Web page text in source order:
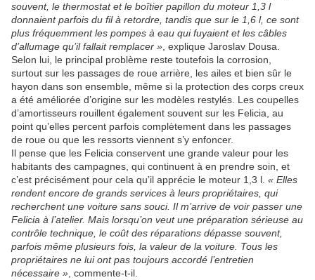
souvent, le thermostat et le boîtier papillon du moteur 1,3 l
donnaient parfois du fil à retordre, tandis que sur le 1,6 l, ce sont
plus fréquemment les pompes à eau qui fuyaient et les câbles
d’allumage qu’il fallait remplacer » , explique Jaroslav Dousa.
Selon lui, le principal problème reste toutefois la corrosion,
surtout sur les passages de roue arrière, les ailes et bien sûr le
hayon dans son ensemble, même si la protection des corps creux
a été améliorée d’origine sur les modèles restylés. Les coupelles
d’amortisseurs rouillent également souvent sur les Felicia, au
point qu’elles percent parfois complètement dans les passages
de roue ou que les ressorts viennent s’y enfoncer.
Il pense que les Felicia conservent une grande valeur pour les
habitants des campagnes, qui continuent à en prendre soin, et
c’est précisément pour cela qu’il apprécie le moteur 1,3 l. « Elles
rendent encore de grands services à leurs propriétaires, qui
recherchent une voiture sans souci. Il m’arrive de voir passer une
Felicia à l’atelier. Mais lorsqu’on veut une préparation sérieuse au
contrôle technique, le coût des réparations dépasse souvent,
parfois même plusieurs fois, la valeur de la voiture. Tous les
propriétaires ne lui ont pas toujours accordé l’entretien
nécessaire » , commente-t-il.